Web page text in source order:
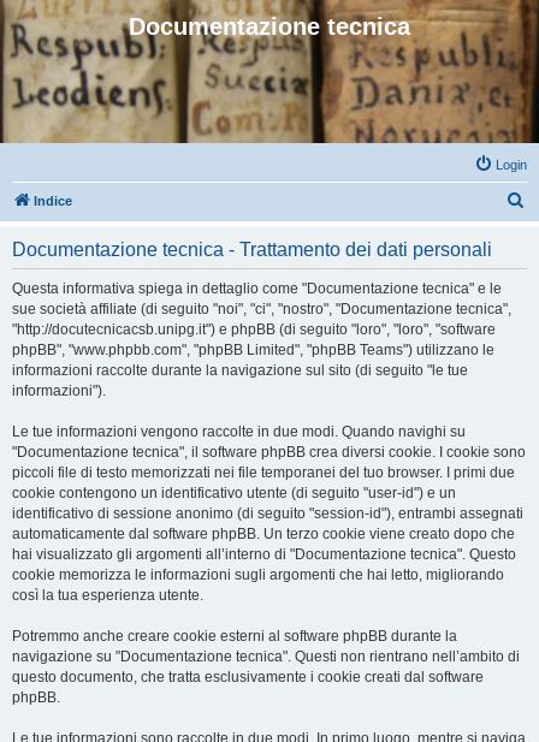
Documentazione tecnica
Login
Indice
Documentazione tecnica - Trattamento dei dati personali
Questa informativa spiega in dettaglio come "Documentazione tecnica" e le
sue società affiliate (di seguito "noi", "ci", "nostro", "Documentazione tecnica",
"http://docutecnicacsb.unipg.it") e phpBB (di seguito "loro", "loro", "software
phpBB", "www.phpbb.com", "phpBB Limited", "phpBB Teams") utilizzano le
informazioni raccolte durante la navigazione sul sito (di seguito "le tue
informazioni").
Le tue informazioni vengono raccolte in due modi. Quando navighi su
"Documentazione tecnica", il software phpBB crea diversi cookie. I cookie sono
piccoli file di testo memorizzati nei file temporanei del tuo browser. I primi due
cookie contengono un identificativo utente (di seguito "user-id") e un
identificativo di sessione anonimo (di seguito "session-id"), entrambi assegnati
automaticamente dal software phpBB. Un terzo cookie viene creato dopo che
hai visualizzato gli argomenti all’interno di "Documentazione tecnica". Questo
cookie memorizza le informazioni sugli argomenti che hai letto, migliorando
così la tua esperienza utente.
Potremmo anche creare cookie esterni al software phpBB durante la
navigazione su "Documentazione tecnica". Questi non rientrano nell’ambito di
questo documento, che tratta esclusivamente i cookie creati dal software
phpBB.
Le tue informazioni sono raccolte in due modi. In primo luogo, mentre si naviga